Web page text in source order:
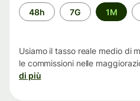
Periodo
di
48h 7G 1M
Usiamo il tasso reale medio di
le commissioni nelle
di più